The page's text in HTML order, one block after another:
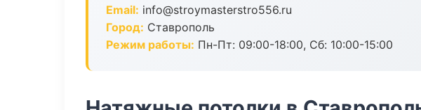
Email: info@stroymasterstro556.ru
Город: Ставрополь
Режим работы: Пн-Пт: 09:00-18:00, Сб: 10:00-15:00